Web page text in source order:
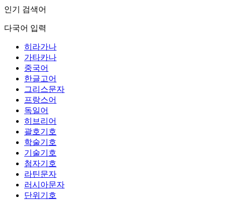
인기 검색어
다국어 입력
히라가나
가타카나
중국어
한글고어
그리스문자
프랑스어
독일어
히브리어
괄호기호
학술기호
기술기호
첨자기호
라틴문자
러시아문자
단위기호